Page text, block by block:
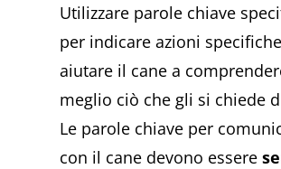
Utilizzare parole chiave
per indicare azioni
aiutare il cane a
meglio ciò che gli si chiede
Le parole chiave per
con il cane devono essere